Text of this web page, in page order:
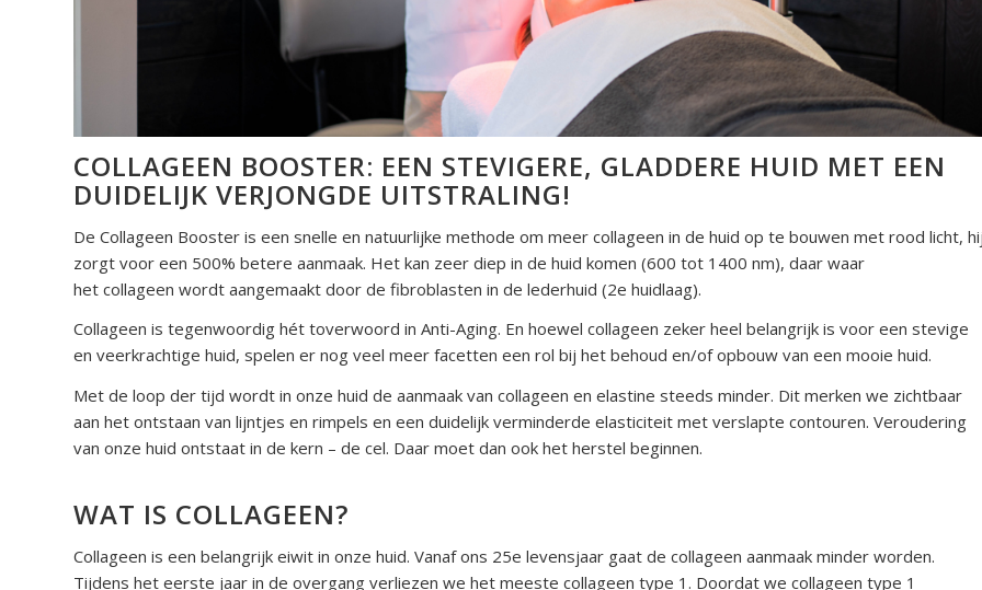
COLLAGEEN BOOSTER: EEN STEVIGERE, GLADDERE HUID MET EEN
DUIDELIJK VERJONGDE UITSTRALING!
De Collageen Booster is een snelle en natuurlijke methode om meer collageen in de huid op te bouwen met rood licht,
zorgt voor een 500% betere aanmaak. Het kan zeer diep in de huid komen (600 tot 1400 nm), daar waar
het collageen wordt aangemaakt door de fibroblasten in de lederhuid (2e huidlaag).
Collageen is tegenwoordig hét toverwoord in Anti-Aging. En hoewel collageen zeker heel belangrijk is voor een stevige
en veerkrachtige huid, spelen er nog veel meer facetten een rol bij het behoud en/of opbouw van een mooie huid.
Met de loop der tijd wordt in onze huid de aanmaak van collageen en elastine steeds minder. Dit merken we zichtbaar
aan het ontstaan van lijntjes en rimpels en een duidelijk verminderde elasticiteit met verslapte contouren. Veroudering
van onze huid ontstaat in de kern – de cel. Daar moet dan ook het herstel beginnen.
WAT IS COLLAGEEN?
Collageen is een belangrijk eiwit in onze huid. Vanaf ons 25e levensjaar gaat de collageen aanmaak minder worden.
Tijdens het eerste jaar in de overgang verliezen we het meeste collageen type 1. Doordat we collageen type 1